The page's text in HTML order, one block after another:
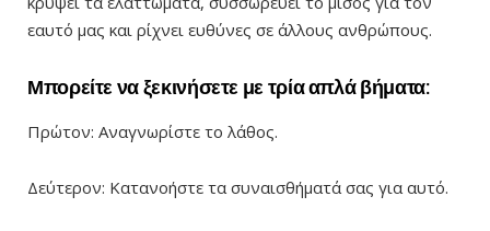
εαυτό μας και ρίχνει ευθύνες σε άλλους ανθρώπους.
Μπορείτε να ξεκινήσετε με τρία απλά βήματα:
Πρώτον: Αναγνωρίστε το λάθος.
Δεύτερον: Κατανοήστε τα συναισθήματά σας για αυτό.